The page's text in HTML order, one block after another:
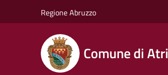
Regione Abruzzo
Comune di Atri